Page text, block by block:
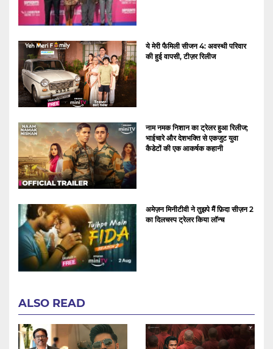
ये मेरी फैमिली सीजन 4: अवस्थी परिवार
की हुई वापसी, टीज़र रिलीज
नाम नमक निशान का ट्रेलर हुआ रिलीज;
भाईचारे और देशभक्ति से एकजुट युवा
कैडेटों की एक आकर्षक कहानी
अमेज़न मिनीटीवी ने तुझपे मैं फ़िदा सीज़न 2
का दिलचस्प ट्रेलर किया लॉन्च
ALSO READ